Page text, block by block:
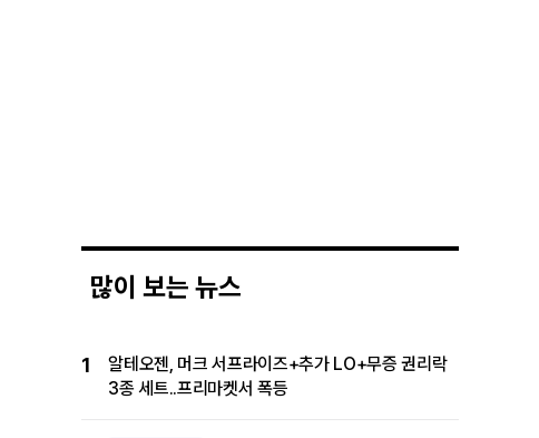
많이 보는 뉴스
1
알테오젠, 머크 서프라이즈+추가 LO+무증 권리락
3종 세트..프리마켓서 폭등